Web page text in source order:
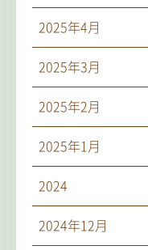
2025年4月
2025年3月
2025年2月
2025年1月
2024
2024年12月